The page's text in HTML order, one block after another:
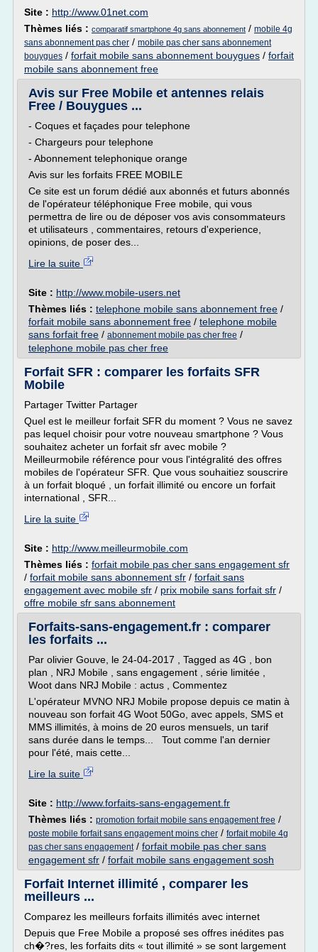
Site : http://www.01net.com
Thèmes liés : comparatif smartphone 4g sans abonnement / mobile 4g
sans abonnement pas cher / mobile pas cher sans abonnement
bouygues / forfait mobile sans abonnement bouygues / forfait
mobile sans abonnement free
Avis sur Free Mobile et antennes relais
Free / Bouygues ...
- Coques et façades pour telephone
- Chargeurs pour telephone
- Abonnement telephonique orange
Avis sur les forfaits FREE MOBILE
Ce site est un forum dédié aux abonnés et futurs abonnés
de l'opérateur téléphonique Free mobile, qui vous
permettra de lire ou de déposer vos avis consommateurs
et utilisateurs , commentaires, retours d'experience,
opinions, de poser des...
Lire la suite
Site : http://www.mobile-users.net
Thèmes liés : telephone mobile sans abonnement free /
forfait mobile sans abonnement free / telephone mobile
sans forfait free / abonnement mobile pas cher free /
telephone mobile pas cher free
Forfait SFR : comparer les forfaits SFR
Mobile
Partager Twitter Partager
Quel est le meilleur forfait SFR du moment ? Vous ne savez
pas lequel choisir pour votre nouveau smartphone ? Vous
souhaitez acheter un forfait sfr avec mobile ?
Meilleurmobile référence pour vous l'intégralité des offres
mobiles de l'opérateur SFR. Que vous souhaitiez souscrire
à un forfait bloqué , un forfait illimité ou encore un forfait
international , SFR...
Lire la suite
Site : http://www.meilleurmobile.com
Thèmes liés : forfait mobile pas cher sans engagement sfr
/ forfait mobile sans abonnement sfr / forfait sans
engagement avec mobile sfr / prix mobile sans forfait sfr /
offre mobile sfr sans abonnement
Forfaits-sans-engagement.fr : comparer
les forfaits ...
Par olivier Gouve, le 24-04-2017 , Tagged as 4G , bon
plan , NRJ Mobile , sans engagement , série limitée ,
Woot dans NRJ Mobile : actus , Commentez
L'opérateur MVNO NRJ Mobile propose depuis ce matin à
nouveau son forfait 4G Woot 50Go, avec appels, SMS et
MMS illimités, à moins de 20 euros mensuels, un tarif
sans durée dans le temps... Tout comme l'an dernier
pour l'été, mais cette...
Lire la suite
Site : http://www.forfaits-sans-engagement.fr
Thèmes liés : promotion forfait mobile sans engagement free /
poste mobile forfait sans engagement moins cher / forfait mobile 4g
pas cher sans engagement/ forfait mobile pas cher sans
engagement sfr / forfait mobile sans engagement sosh
Forfait Internet illimité , comparer les
meilleurs ...
Comparez les meilleurs forfaits illimités avec internet
Depuis que Free Mobile a proposé ses offres inédites pas
ch�?res, les forfaits dits « tout illimité » se sont largement